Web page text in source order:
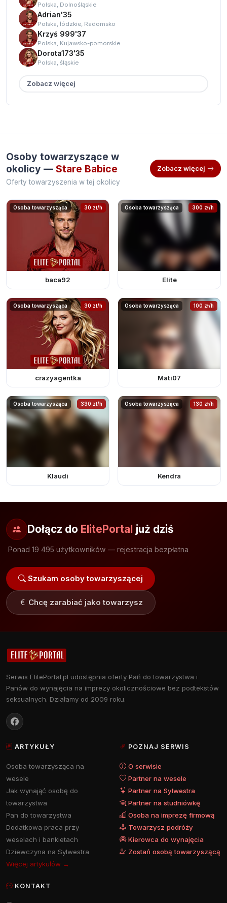
Polska, Dolnośląskie
Adrian'35
Polska, łódzkie, Radomsko
Krzyś 999'37
Polska, Kujawsko-pomorskie
Dorota173'35
Polska, śląskie
Zobacz więcej
Osoby towarzyszące w
okolicy — Stare Babice
Oferty towarzyszenia w tej okolicy
Zobacz więcej
Osoba towarzysząca 30 zł/h
baca92
Osoba towarzysząca 300 zł/h
Elite
Osoba towarzysząca 30 zł/h
crazyagentka
Osoba towarzysząca 100 zł/h
Mati07
Osoba towarzysząca 330 zł/h
Klaudi
Osoba towarzysząca 130 zł/h
Kendra
Dołącz do ElitePortal już dziś
Ponad 19 495 użytkowników — rejestracja bezpłatna
Szukam osoby towarzyszącej
Chcę zarabiać jako towarzysz
Serwis ElitePortal.pl udostępnia oferty Pań do towarzystwa i
Panów do wynajęcia na imprezy okolicznościowe bez podtekstów
seksualnych. Działamy od 2009 roku.
ARTYKUŁY
Osoba towarzysząca na
wesele
Jak wynająć osobę do
towarzystwa
Pan do towarzystwa
Dodatkowa praca przy
weselach i bankietach
Dziewczyna na Sylwestra
Więcej artykułów →
POZNAJ SERWIS
O serwisie
Partner na wesele
Partner na Sylwestra
Partner na studniówkę
Osoba na imprezę firmową
Towarzysz podróży
Kierowca do wynajęcia
Zostań osobą towarzyszącą
KONTAKT